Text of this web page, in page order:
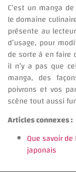
C’est un manga
le domaine
présente au
d’usage, pour
de sorte à en faire
il n’y a pas que
manga, des
poivrons et vos
scène tout aussi
Articles connexes :
Que savoir
japonais